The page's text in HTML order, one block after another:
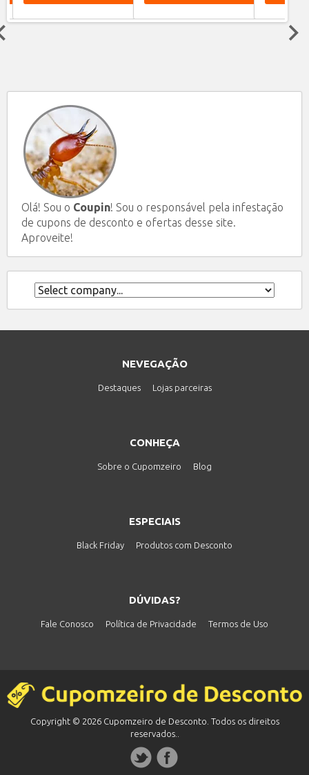
Olá! Sou o Coupin! Sou o responsável pela infestação
de cupons de desconto e ofertas desse site.
Aproveite!
NEVEGAÇÃO
Destaques Lojas parceiras
CONHEÇA
Sobre o Cupomzeiro Blog
ESPECIAIS
Black Friday Produtos com Desconto
DÚVIDAS?
Fale Conosco Política de Privacidade Termos de Uso
Copyright © 2026 Cupomzeiro de Desconto. Todos os direitos
reservados..